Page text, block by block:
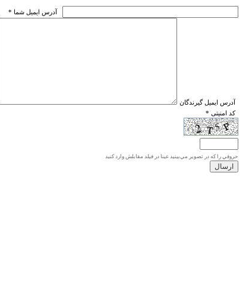
* آدرس ايميل شما
* آدرس ايميل گيرندگان
* کد امنیتی
حروفي را كه در تصوير مي‌بينيد عينا در فيلد مقابلش وارد كنيد